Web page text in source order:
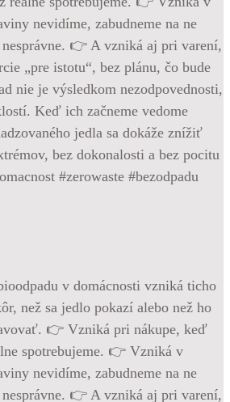
v domácnosti vzniká ticho
než sa jedlo pokazí alebo než ho
👉 Vzniká pri nákupe, keď
spotrebujeme. 👉 Vzniká v
nevidíme, zabudneme na ne
👉 A vzniká aj pri varení,